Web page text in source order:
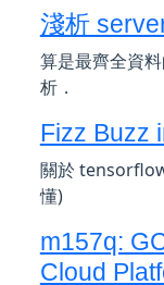
淺析
算是最齊全資
析．
Fizz Buzz
關於
懂)
m157q:
Cloud